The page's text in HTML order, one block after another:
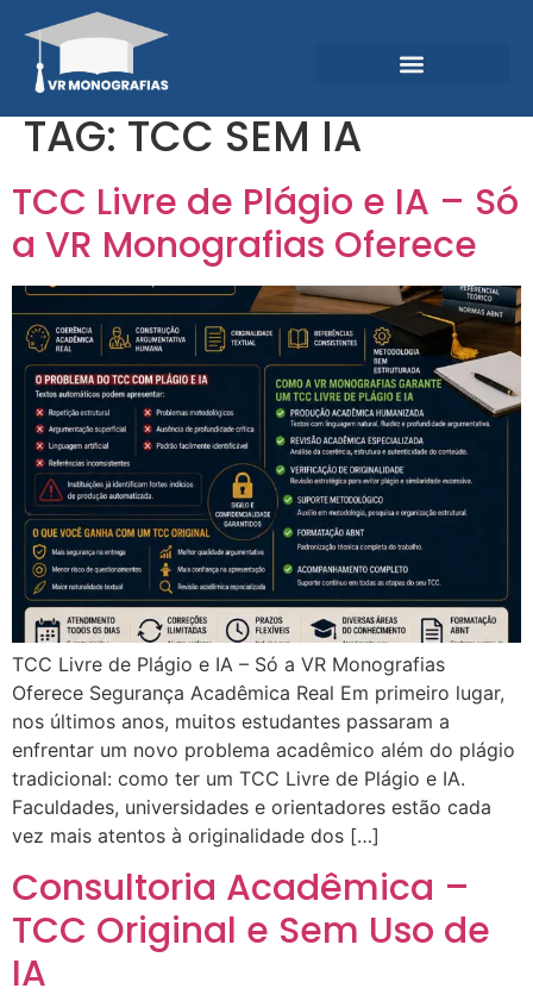
TAG:TCC SEM IA
TCC Livre de Plágio e IA – Só
a VR Monografias Oferece
TCC Livre de Plágio e IA – Só a VR Monografias
Oferece Segurança Acadêmica Real Em primeiro lugar,
nos últimos anos, muitos estudantes passaram a
enfrentar um novo problema acadêmico além do plágio
tradicional: como ter um TCC Livre de Plágio e IA.
Faculdades, universidades e orientadores estão cada
vez mais atentos à originalidade dos […]
Consultoria Acadêmica –
TCC Original e Sem Uso de
IA